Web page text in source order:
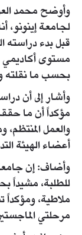
وأوضح محمد
لجامعة إينونو،
قبل بدء دراسته
مستوى أكاديمي
بحسب ما نقلته
وأشار إلى أن
مؤكداً أن ما
والعمل
أعضاء الهيئة
وأضاف: إن
للطلبة، مشيداً
ملاطية، ومؤكداً
مرحلتي